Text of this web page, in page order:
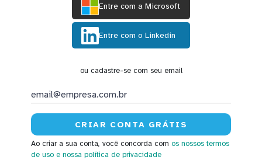
Entre com a Microsoft
Entre com o Linkedin
ou cadastre-se com seu email
Ao criar a sua conta, você concorda com os nossos termos
de uso e nossa política de privacidade